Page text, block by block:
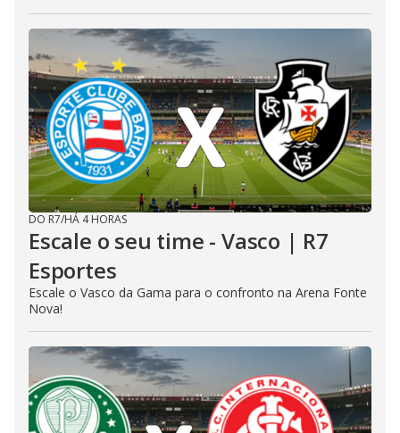
DO R7/HÁ 4 HORAS
Escale o seu time - Vasco | R7
Esportes
Escale o Vasco da Gama para o confronto na Arena Fonte
Nova!